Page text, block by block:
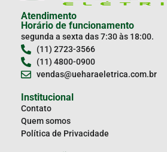
Atendimento
Horário de funcionamento
segunda a sexta das 7:30 às 18:00.
(11) 2723-3566
(11) 4800-0900
vendas@ueharaeletrica.com.br
Institucional
Contato
Quem somos
Política de Privacidade